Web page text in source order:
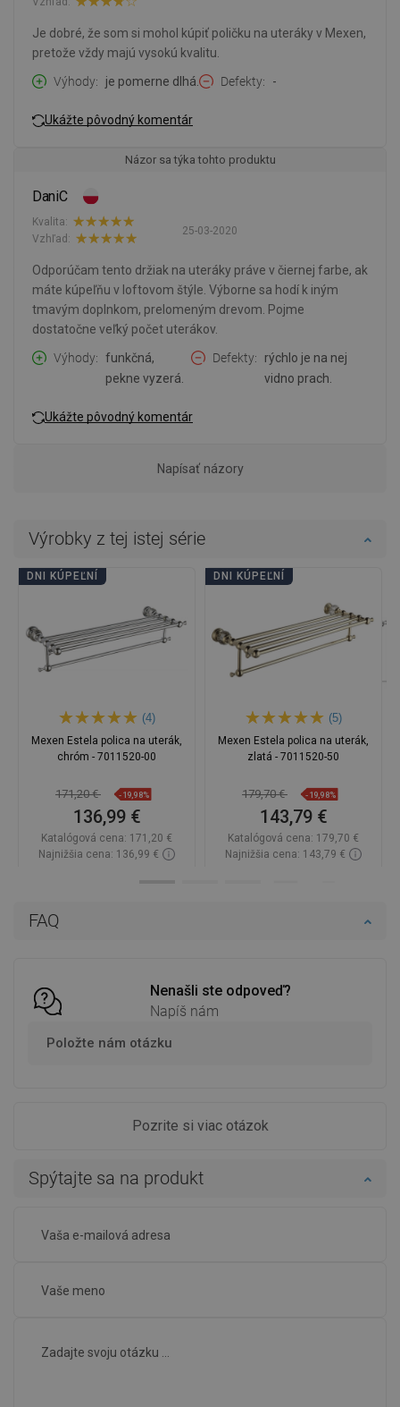
FAQ
Nenašli ste odpoveď?
Napíš nám
Položte nám otázku
Pozrite si viac otázok
Je dobré, že som si mohol kúpiť poličku na uteráky v Mexen,
pretože vždy majú vysokú kvalitu.
Výhody
je pomerne dlhá. Defekty -
Ukážte pôvodný komentár
Názor sa týka tohto produktu
DaniC
25-03-2020
Kvalita:
Vzhľad:
Odporúčam tento držiak na uteráky práve v čiernej farbe, ak
máte kúpeľňu v loftovom štýle. Výborne sa hodí k iným
tmavým doplnkom, prelomeným drevom. Pojme
dostatočne veľký počet uterákov.
Výhody
funkčná,
pekne vyzerá.
Defekty
rýchlo je na nej
vidno prach.
Ukážte pôvodný komentár
Napísať názory
Spýtajte sa na produkt
Výrobky z tej istej série
DNI KÚPEĽNÍ
(4)
Mexen Estela polica na uterák,
chróm - 7011520-00
171,20 € -19,98%
136,99 €
Katalógová cena: 171,20 €
Najnižšia cena: 136,99 €
DNI KÚPEĽNÍ
(5)
Mexen Estela polica na uterák,
zlatá - 7011520-50
179,70 € -19,98%
143,79 €
Katalógová cena: 179,70 €
Najnižšia cena: 143,79 €